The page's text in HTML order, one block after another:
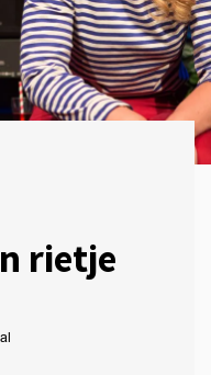
rietje